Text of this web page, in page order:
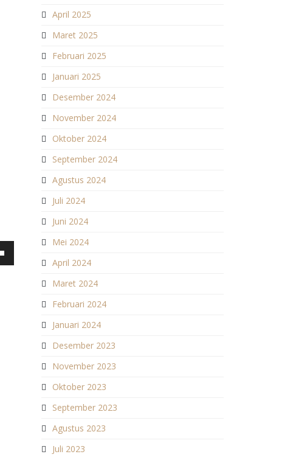
April 2025
Maret 2025
Februari 2025
Januari 2025
Desember 2024
November 2024
Oktober 2024
September 2024
Agustus 2024
Juli 2024
Juni 2024
Mei 2024
April 2024
Maret 2024
Februari 2024
Januari 2024
Desember 2023
November 2023
Oktober 2023
September 2023
Agustus 2023
Juli 2023